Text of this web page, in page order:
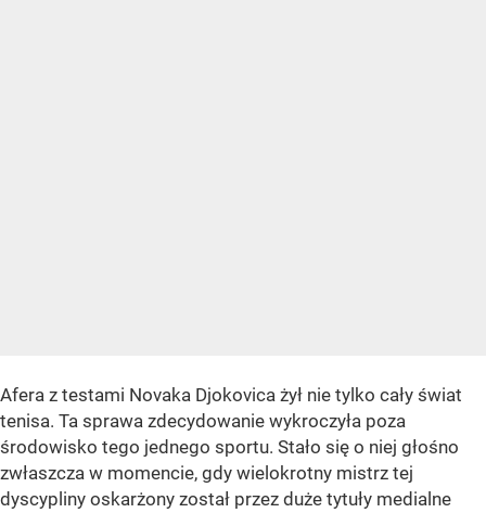
Afera z testami Novaka Djokovica żył nie tylko cały świat
tenisa. Ta sprawa zdecydowanie wykroczyła poza
środowisko tego jednego sportu. Stało się o niej głośno
zwłaszcza w momencie, gdy wielokrotny mistrz tej
dyscypliny oskarżony został przez duże tytuły medialne